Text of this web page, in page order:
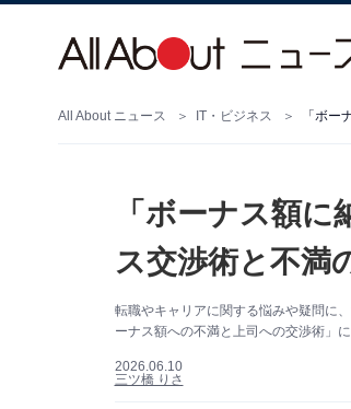
All About ニュース IT・ビジネス 「ボー
「ボーナス額
ス交渉術と不満
転職やキャリアに関する悩みや疑問に
ーナス額への不満と上司への交渉術」に
2026.06.10
三ツ橋 りさ